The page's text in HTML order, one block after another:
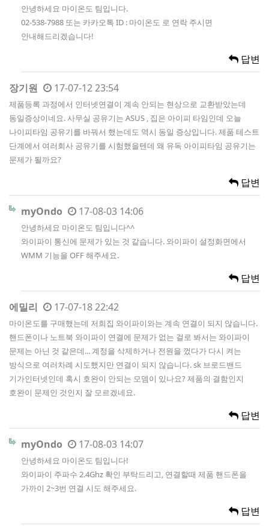
안녕하세요 마이온도 팀입니다.
02-538-7988 또는 카카오톡 ID : 마이온도 로 연락 주시면
안내해드리겠습니다!
답변
장기원 17-07-12 23:54
제품등록 과정에서 인터넷연결이 계속 안되는 현상으로 교환받았는데
동일증상이네요. 사무실 공유기는 ASUS , 집은 아이피 타임인데 오늘
나이피타임 공유기를 바꿔서 했는데도 역시 동일 증상입니다. 제품 테스트
단계에서 여러회사 공유기를 시험했을텐데 왜 유독 아이피타임 공유기는
문제가 될까요?
답변
myOndo 17-08-03 14:06
안녕하세요 마이온도 팀입니다^^
와이파이 통신에 문제가 있는 것 같습니다. 와이파이 설정화면에서
WMM 기능을 OFF 해주세요.
답변
에밀리 17-07-18 22:42
마이온도를 구매했는데 저희집 와이파이와는 계속 연결이 되지 않습니다.
핸드폰이나 노트북 와이파이 연결에 문제가 없는 걸로 봐서는 와이파이
문제는 아닌 것 같은데... 계정을 삭제하거나 전원을 껐다가 다시 켜는
방식으로 여러차례 시도했지만 연결이 되지 않습니다. sk 브로드밴드
기가인터넷인데 혹시 호완이 안되는 모뎀이 있나요? 제품의 결함인지
호완이 문제인 것인지 잘 모르겠네요.
답변
myOndo 17-08-03 14:07
안녕하세요 마이온도 팀입니다!
와이파이 주파수 2.4Ghz 확인 부탁드리고, 연결할때 제품 핸드폰을
가까이 2~3번 연결 시도 해주세요.
답변